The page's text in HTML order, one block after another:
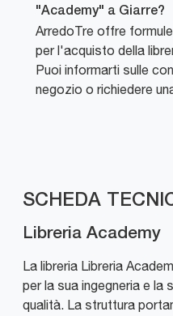
"Academy" a Giarre?
ArredoTre offre
per l'acquisto della
Puoi informarti sulle
negozio o richiedere
SCHEDA
Libreria Academy
La libreria Libreria
per la sua ingegneria e la
qualità. La struttura